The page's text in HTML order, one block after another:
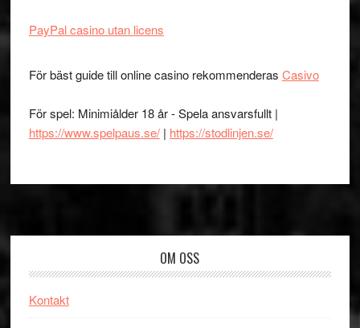
PayPal casino utan licens
För bäst guide till online casino rekommenderas Casivo
För spel: Minimiålder 18 år - Spela ansvarsfullt |
https://www.spelpaus.se/| https://stodlinjen.se/
OM OSS
Kontakt